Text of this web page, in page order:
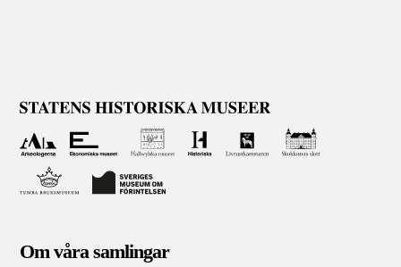
Om våra samlingar